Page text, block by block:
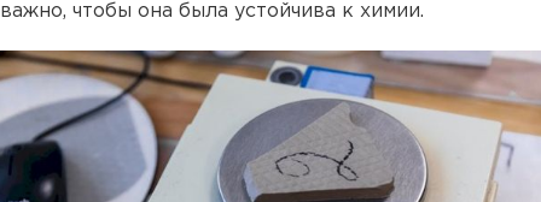
важно, чтобы она была устойчива к химии.